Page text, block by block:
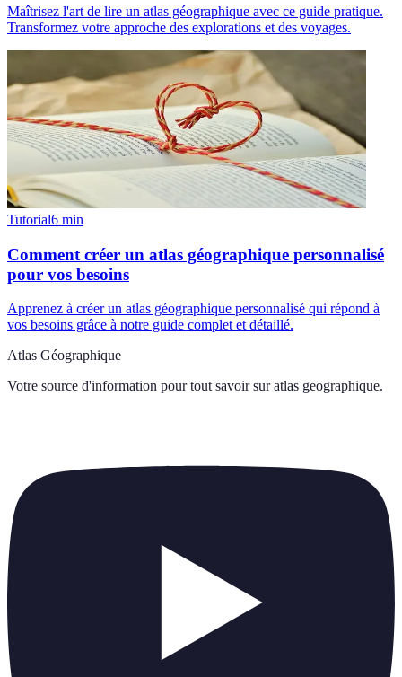
Maîtrisez l'art de lire un atlas géographique avec ce guide pratique.
Transformez votre approche des explorations et des voyages.
Tutorial6 min
Comment créer un atlas géographique personnalisé
pour vos besoins
Apprenez à créer un atlas géographique personnalisé qui répond à
vos besoins grâce à notre guide complet et détaillé.
Atlas Géographique
Votre source d'information pour tout savoir sur atlas geographique.